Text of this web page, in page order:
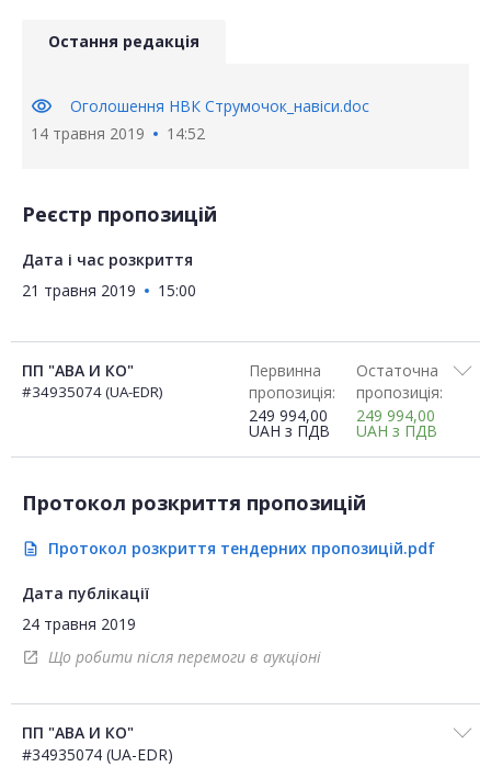
Остання редакція
visibility
Оголошення НВК Струмочок_навіси.doc
14 травня 2019
14:52
Реєстр пропозицій
Дата і час розкриття
21 травня 2019
15:00
ПП "АВА И КО"
#34935074 (UA-EDR)
Первинна
пропозиція:
249 994,00
UAH з ПДВ
Остаточна
пропозиція:
249 994,00
UAH з ПДВ
Протокол розкриття пропозицій
description Протокол розкриття тендерних пропозицій.pdf
Дата публікації
24 травня 2019
open_in_new Що робити після перемоги в аукціоні
ПП "АВА И КО"
#34935074 (UA-EDR)